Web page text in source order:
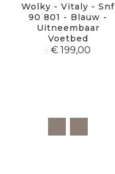
Wolky - Vitaly - Snf
90 801 - Blauw -
Uitneembaar
Voetbed
€ 199,00